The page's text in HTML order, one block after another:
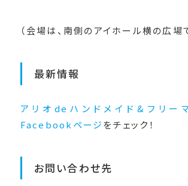
（会場は、南側のアイホール横の広場で
最新情報
アリオdeハンドメイド&フリー
Facebookページをチェック！
お問い合わせ先